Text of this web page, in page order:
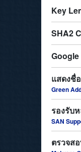
Key
SHA2
แสดงชื่
Green
รองรับ
SAN
ตรวจส